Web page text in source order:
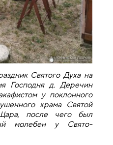
Святого Духа на
Господня д. Деречин
у поклонного
храма Святой
после чего был
молебен у Свято-